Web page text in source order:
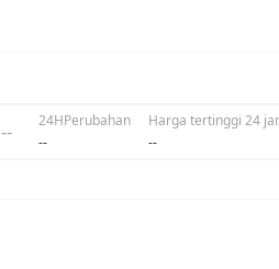
--
24HPerubahan
--
Harga tertinggi 24
--